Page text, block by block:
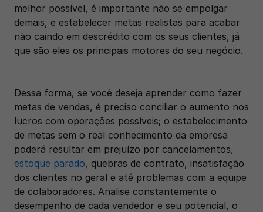
melhor possível, é importante não se empolgar
demais, e estabelecer metas realistas para acabar
não caindo em descrédito com os seus clientes, já
que são eles os principais motores do seu negócio.
Dessa forma, se você deseja aprender como fazer
metas de vendas, é preciso conciliar o aumento nos
lucros com operações possíveis; o estabelecimento
de metas sem o real conhecimento da empresa
estoque parado, quebras de contrato, insatisfação
dos clientes no geral e até problemas com a equipe
de colaboradores. Analise constantemente o
desempenho de cada vendedor e seu potencial, o